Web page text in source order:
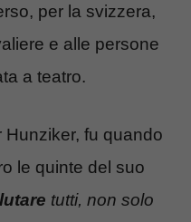
per la svizzera,
e alle persone
a teatro.
fu quando
le quinte del suo
tutti, non solo